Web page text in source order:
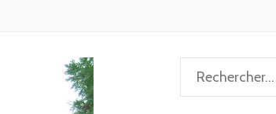
Rechercher :